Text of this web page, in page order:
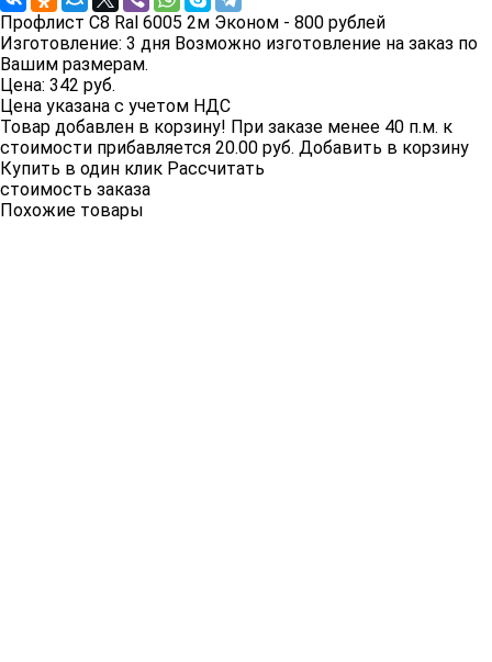
Профлист C8 Ral 6005 2м Эконом - 800 рублей
Изготовление: 3 дня Возможно изготовление на заказ по
Вашим размерам.
Цена: 342 руб.
Цена указана с учетом НДС
Товар добавлен в корзину! При заказе менее 40 п.м. к
стоимости прибавляется 20.00 руб. Добавить в корзину
Купить в один клик Рассчитать
стоимость заказа
Похожие товары